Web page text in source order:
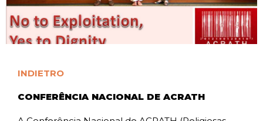
INDIETRO
CONFERÊNCIA NACIONAL DE ACRATH